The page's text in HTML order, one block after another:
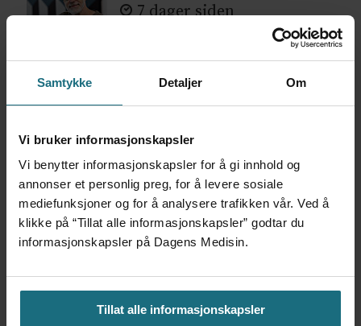
Samtykke Detaljer Om
Vi bruker informasjonskapsler
Vi benytter informasjonskapsler for å gi innhold og
annonser et personlig preg, for å levere sosiale
mediefunksjoner og for å analysere trafikken vår. Ved å
klikke på “Tillat alle informasjonskapsler” godtar du
informasjonskapsler på Dagens Medisin.
Tillat alle informasjonskapsler
7 dager siden
frigjør tid for
helsepersonell: – Det er
forvakt nå
7 dager siden
Var alene på vakt i tre
måneder – i en 16-fots
motorbåt
5 dager siden
Feilmedisinert i 18 år – får